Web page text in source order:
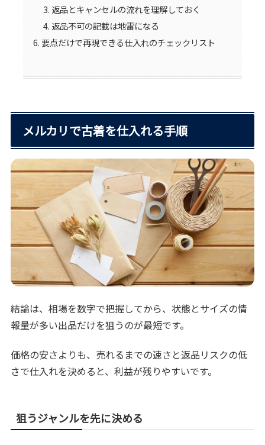
返品とキャンセルの流れを理解しておく
返品不可の記載は地雷になる
要点だけで再現できる仕入れのチェックリスト
メルカリで古着を仕入れる手順
結論は、相場を数字で把握してから、状態とサイズの情
報量が多い出品だけを狙うのが最短です。
価格の安さよりも、売れるまでの速さと返品リスクの低
さで仕入れを決めると、利益が残りやすいです。
狙うジャンルを先に決める